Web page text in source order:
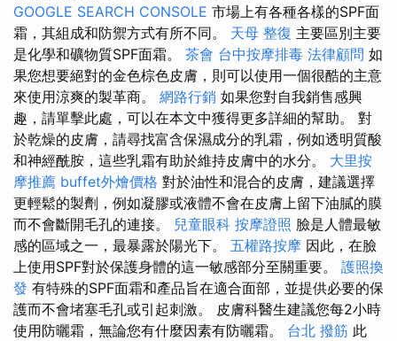
GOOGLE SEARCH CONSOLE 市場上有各種各樣的SPF面
霜，其組成和防禦方式有所不同。 天母 整復 主要區別主要
是化學和礦物質SPF面霜。 茶會 台中按摩排毒 法律顧問 如
果您想要絕對的金色棕色皮膚，則可以使用一個很酷的主意
來使用涼爽的製革商。 網路行銷 如果您對自我銷售感興
趣，請單擊此處，可以在本文中獲得更多詳細的幫助。 對
於乾燥的皮膚，請尋找富含保濕成分的乳霜，例如透明質酸
和神經酰胺，這些乳霜有助於維持皮膚中的水分。 大里按
摩推薦 buffet外燴價格 對於油性和混合的皮膚，建議選擇
更輕鬆的製劑，例如凝膠或液體不會在皮膚上留下油膩的膜
而不會斷開毛孔的連接。 兒童眼科 按摩證照 臉是人體最敏
感的區域之一，最暴露於陽光下。 五權路按摩 因此，在臉
上使用SPF對於保護身體的這一敏感部分至關重要。 護照換
發 有特殊的SPF面霜和產品旨在適合面部，並提供必要的保
護而不會堵塞毛孔或引起刺激。 皮膚科醫生建議您每2小時
使用防曬霜，無論您有什麼因素有防曬霜。 台北 撥筋 此